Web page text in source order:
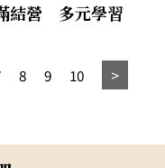
結營 多元學習
8 9 10